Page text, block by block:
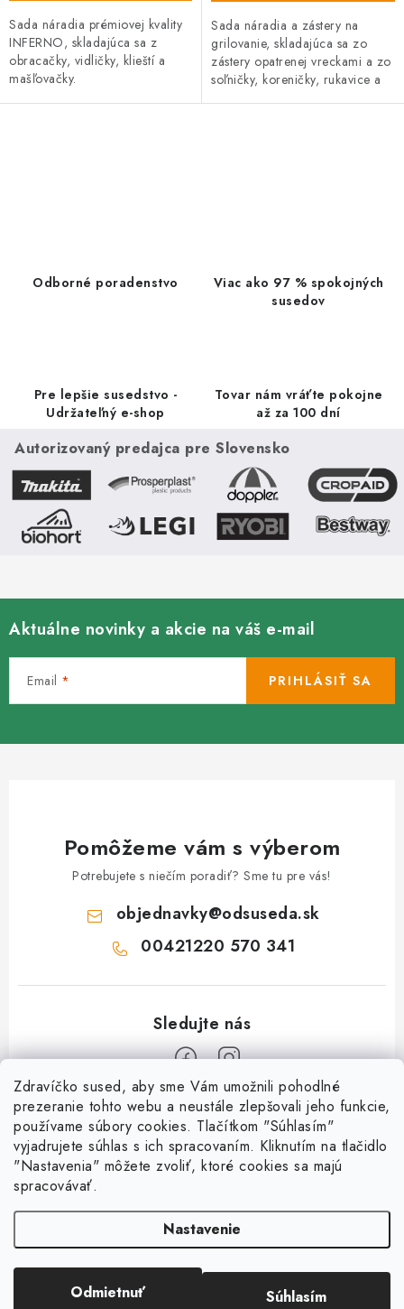
Zdravíčko sused, aby sme Vám umožnili pohodlné
prezeranie tohto webu a neustále zlepšovali jeho funkcie,
používame súbory cookies. Tlačítkom "Súhlasím"
vyjadrujete súhlas s ich spracovaním. Kliknutím na tlačidlo
"Nastavenia" môžete zvoliť, ktoré cookies sa majú
spracovávať.
Nastavenie
Odmietnuť Súhlasím
Sada náradia prémiovej kvality
INFERNO, skladajúca sa z
obracačky, vidličky, klieští a
mašľovačky.
Sada náradia a zástery na
grilovanie, skladajúca sa zo
zástery opatrenej vreckami a zo
soľničky, koreničky, rukavice a
k
y
ý
u
Odborné poradenstvo
Viac ako 97 % spokojných
susedov
Pre lepšie susedstvo -
Udržateľný e-shop
Tovar nám vráťte pokojne
až za 100 dní
Autorizovaný predajca pre Slovensko
Aktuálne novinky a akcie na váš e-mail
Email PRIHLÁSIŤ SA
Pomôžeme vám s výberom
Potrebujete s niečím poradiť? Sme tu pre vás!
objednavky@odsuseda.sk
00421220 570 341
O nás
Kontakty
História a súčasnosť
Susedov blog
Pre lepšie susedstvo
Všetko o nákupe
Doprava a platba
Ako balíme zásielky?
Dokumenty
Copyright 2026 . Všetky práva vyhradené.